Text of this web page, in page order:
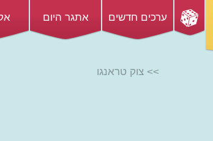
ערכים חדשים אתגר היום
>> צוק טראנגו